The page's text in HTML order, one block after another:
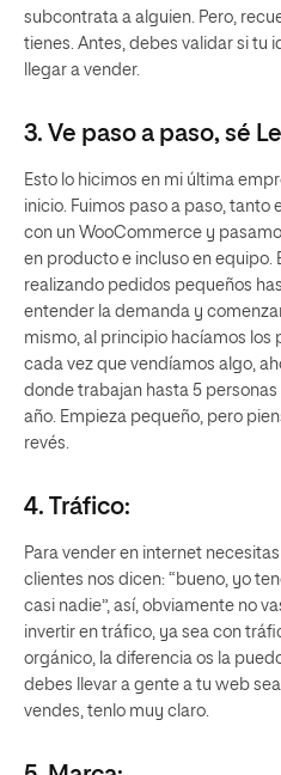
subcontrata a alguien. Pero,
tienes. Antes, debes validar si tu
llegar a vender.
3. Ve paso a paso, sé
Esto lo hicimos en mi última
inicio. Fuimos paso a paso, tanto
con un WooCommerce y
en producto e incluso en equipo.
realizando pedidos pequeños
entender la demanda y
mismo, al principio hacíamos los
cada vez que vendíamos algo,
donde trabajan hasta 5 personas
año. Empieza pequeño, pero
revés.
4. Tráfico:
Para vender en internet
clientes nos dicen: “bueno, yo
casi nadie”, así, obviamente no
invertir en tráfico, ya sea con
orgánico, la diferencia os la
debes llevar a gente a tu web
vendes, tenlo muy claro.